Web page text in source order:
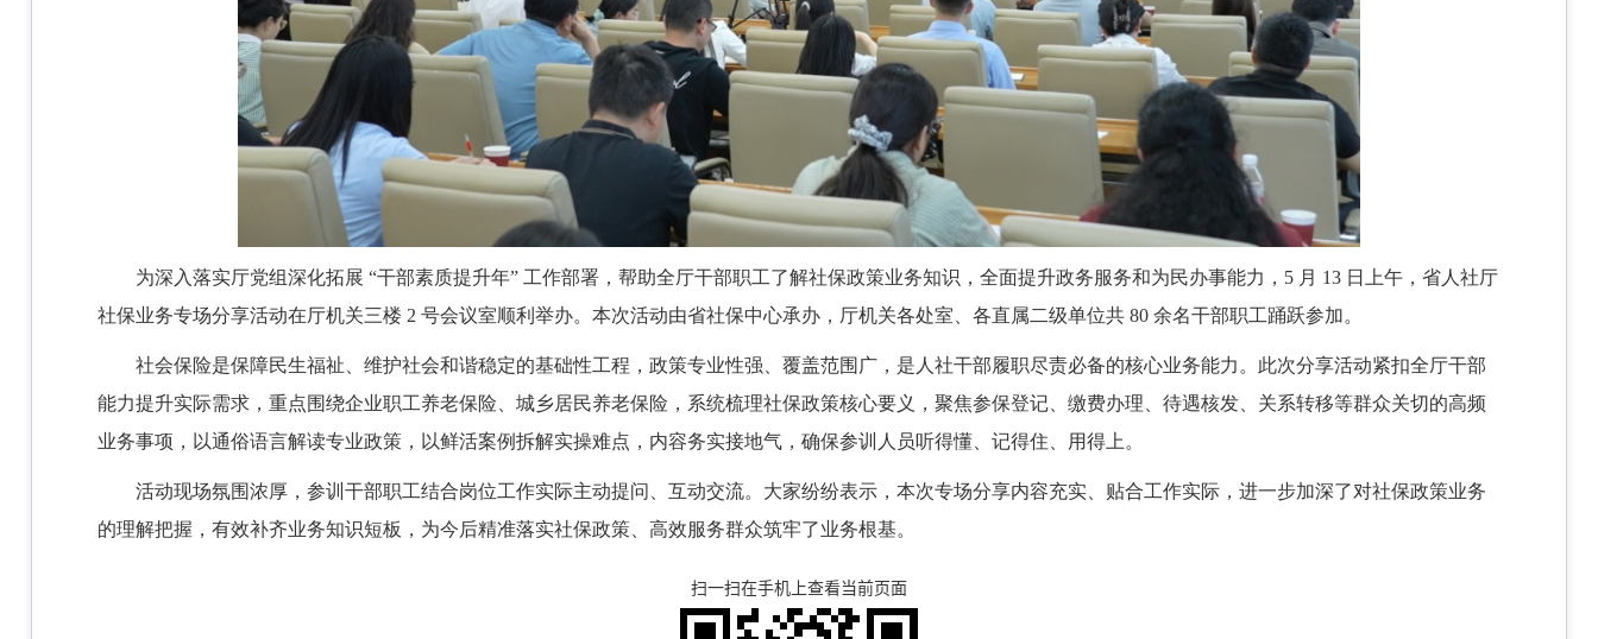
为深入落实厅党组深化拓展 “干部素质提升年” 工作部署，帮助全厅干部职工了解社保政策业务知识，全面提升政务服务和为民办事能力，5 月 13 日上午，省人社厅
社保业务专场分享活动在厅机关三楼 2 号会议室顺利举办。本次活动由省社保中心承办，厅机关各处室、各直属二级单位共 80 余名干部职工踊跃参加。
社会保险是保障民生福祉、维护社会和谐稳定的基础性工程，政策专业性强、覆盖范围广，是人社干部履职尽责必备的核心业务能力。此次分享活动紧扣全厅干部
能力提升实际需求，重点围绕企业职工养老保险、城乡居民养老保险，系统梳理社保政策核心要义，聚焦参保登记、缴费办理、待遇核发、关系转移等群众关切的高频
业务事项，以通俗语言解读专业政策，以鲜活案例拆解实操难点，内容务实接地气，确保参训人员听得懂、记得住、用得上。
活动现场氛围浓厚，参训干部职工结合岗位工作实际主动提问、互动交流。大家纷纷表示，本次专场分享内容充实、贴合工作实际，进一步加深了对社保政策业务
的理解把握，有效补齐业务知识短板，为今后精准落实社保政策、高效服务群众筑牢了业务根基。
扫一扫在手机上查看当前页面